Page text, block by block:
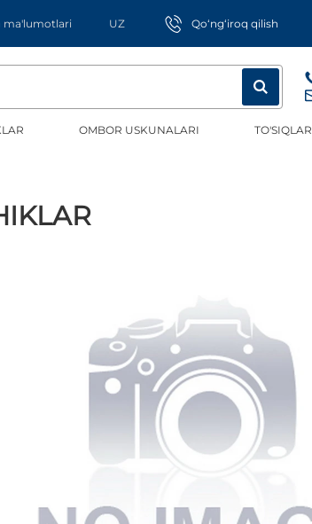
ma'lumotlari UZ Qo‘ng‘iroq qilish
OMBOR USKUNALARI TO'SIQLAR